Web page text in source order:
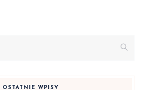
OSTATNIE WPISY